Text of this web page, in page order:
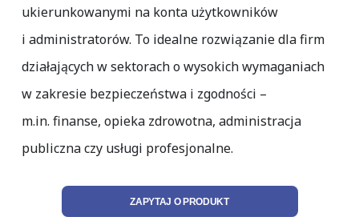
ukierunkowanymi na konta użytkowników
i administratorów. To idealne rozwiązanie dla firm
działających w sektorach o wysokich wymaganiach
w zakresie bezpieczeństwa i zgodności –
m.in. finanse, opieka zdrowotna, administracja
publiczna czy usługi profesjonalne.
ZAPYTAJ O PRODUKT